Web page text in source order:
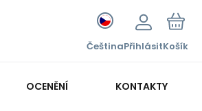
ČeštinaPřihlásitKošík
OCENĚNÍ KONTAKTY